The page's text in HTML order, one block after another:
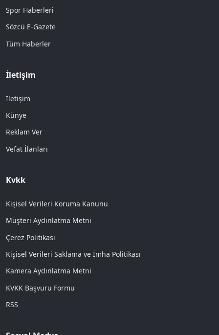
Spor Haberleri
Sözcü E-Gazete
Tüm Haberler
İletişim
İletişim
Künye
Reklam Ver
Vefat İlanları
Kvkk
Kişisel Verileri Koruma Kanunu
Müşteri Aydınlatma Metni
Çerez Politikası
Kişisel Verileri Saklama ve İmha Politikası
Kamera Aydınlatma Metni
KVKK Başvuru Formu
RSS